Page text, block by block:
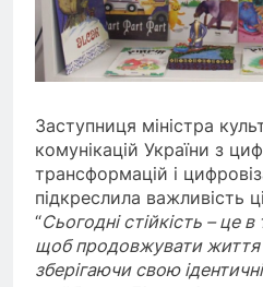
Заступниця міністра
комунікацій України з
трансформацій і
підкреслила важливість
“Сьогодні стійкість – це
щоб продовжувати життя
зберігаючи свою